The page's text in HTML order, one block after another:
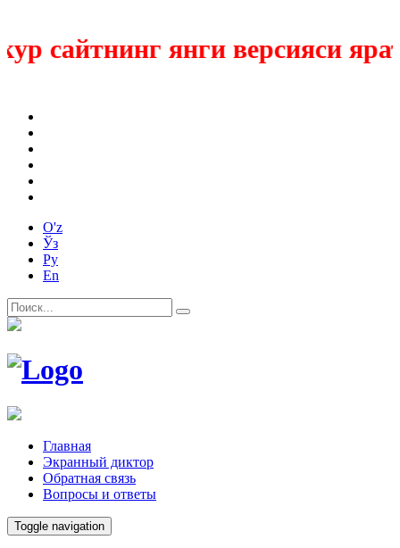
сайтнинг янги версияси
O'z
Ўз
Ру
En
Главная
Экранный диктор
Обратная связь
Вопросы и ответы
Toggle navigation